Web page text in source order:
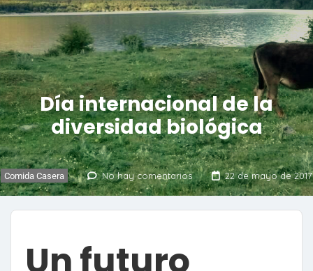
Día internacional de la
diversidad biológica
Comida Casera No hay comentarios 22 de mayo de 2017
Un futuro